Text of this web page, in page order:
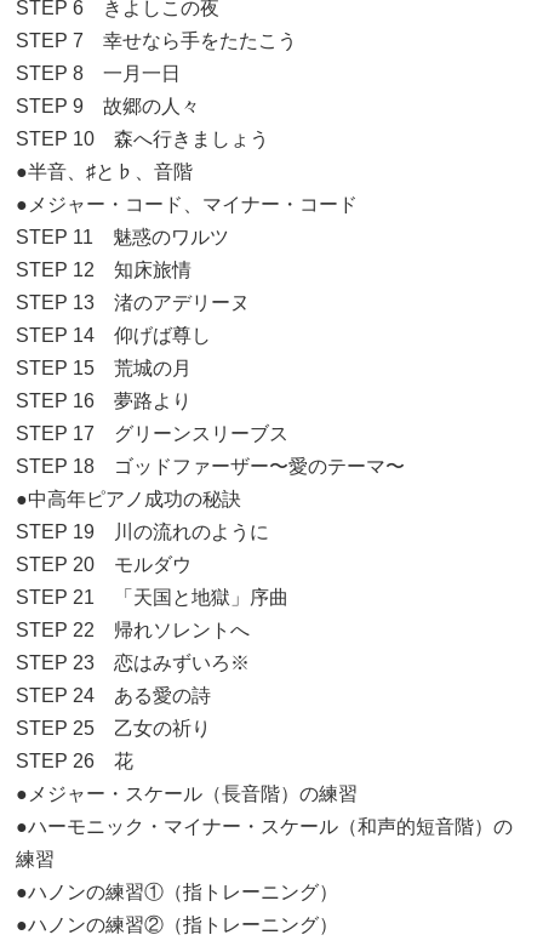
STEP 6 きよしこの夜
STEP 7 幸せなら手をたたこう
STEP 8 一月一日
STEP 9 故郷の人々
STEP 10 森へ行きましょう
●半音、♯と♭、音階
●メジャー・コード、マイナー・コード
STEP 11 魅惑のワルツ
STEP 12 知床旅情
STEP 13 渚のアデリーヌ
STEP 14 仰げば尊し
STEP 15 荒城の月
STEP 16 夢路より
STEP 17 グリーンスリーブス
STEP 18 ゴッドファーザー〜愛のテーマ〜
●中高年ピアノ成功の秘訣
STEP 19 川の流れのように
STEP 20 モルダウ
STEP 21 「天国と地獄」序曲
STEP 22 帰れソレントへ
STEP 23 恋はみずいろ※
STEP 24 ある愛の詩
STEP 25 乙女の祈り
STEP 26 花
●メジャー・スケール（長音階）の練習
●ハーモニック・マイナー・スケール（和声的短音階）の
練習
●ハノンの練習①（指トレーニング）
●ハノンの練習②（指トレーニング）